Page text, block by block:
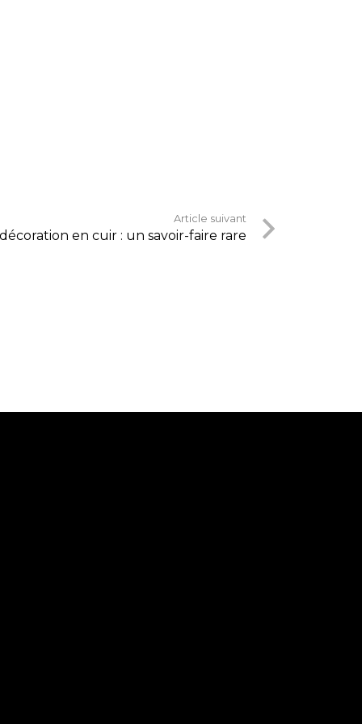
Article suivant
en cuir : un savoir-faire rare